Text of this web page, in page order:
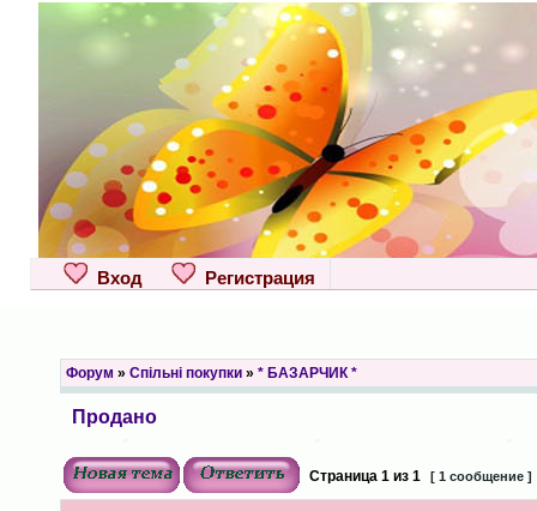
Вход Регистрация
Форум » Спільні покупки» * БАЗАРЧИК *
Продано
Страница 1из 1 [ 1 сообщение ]